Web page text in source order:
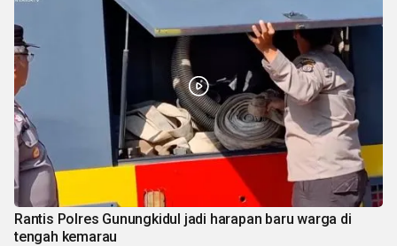
Rantis Polres Gunungkidul jadi harapan baru warga di
tengah kemarau